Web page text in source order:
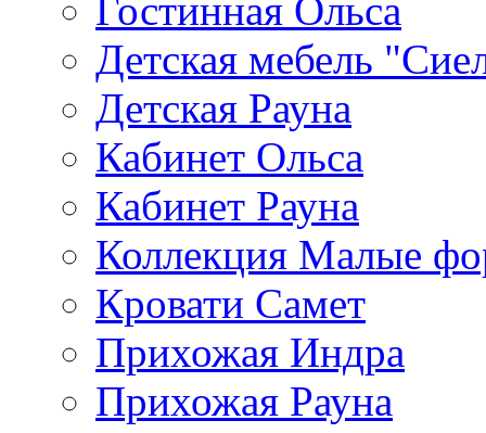
Гостинная Ольса
Детская мебель
Детская Рауна
Кабинет Ольса
Кабинет Рауна
Коллекция Малые
Кровати Самет
Прихожая Индра
Прихожая Рауна